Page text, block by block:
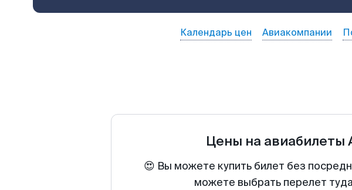
Календарь цен Авиакомпании
Цены на авиабилеты
😍 Вы можете купить билет без
можете выбрать перелет